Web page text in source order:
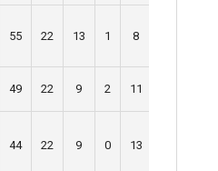
55 22 13 1 8
49 22 9 2 11
44 22 9 0 13